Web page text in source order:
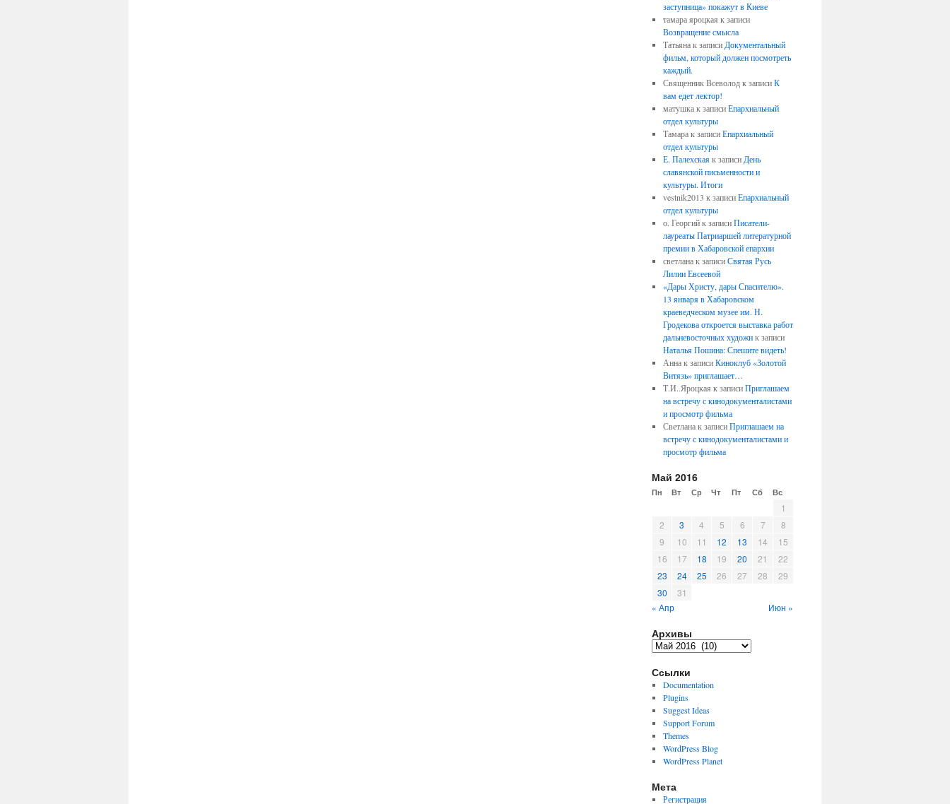
заступница» покажут в Киеве
тамара яроцкая к записи
Возвращение смысла
Татьянак записи Документальный
фильм, который должен посмотреть
каждый.
Священник Всеволодк записиК
вам едет лектор!
матушкак записиЕпархиальный
отдел культуры
Тамарак записиЕпархиальный
отдел культуры
Е. Палехскаяк записи День
славянской письменности и
культуры. Итоги
vestnik2013 к записиЕпархиальный
отдел культуры
о. Георгийк записиПисатели-
лауреаты Патриаршей литературной
премии в Хабаровской епархии
светланак записиСвятая Русь
Лилии Евсеевой
«Дары Христу, дары Спасителю».
13 января в Хабаровском
краеведческом музее им. Н.
Гродекова откроется выставка работ
дальневосточных художнк записи
Наталья Пошина: Спешите видеть!
Аннак записиКиноклуб «Золотой
Витязь» приглашает…
Т.И..Яроцкая к записиПриглашаем
на встречу с кинодокументалистами
и просмотр фильма
Светланак записиПриглашаем на
встречу с кинодокументалистами и
просмотр фильма
Май 2016
Пн Вт Ср Чт Пт Сб Вс
1
2
3 4 5 6 7
8
9
10 11 12 13 14
15
16
17 18 19 20 21
22
23
24 25 26 27 28
29
30
31
« Апр
Июн »
Архивы
Архивы
Ссылки
Documentation
Plugins
Suggest Ideas
Support Forum
Themes
WordPress Blog
WordPress Planet
Мета
Регистрация